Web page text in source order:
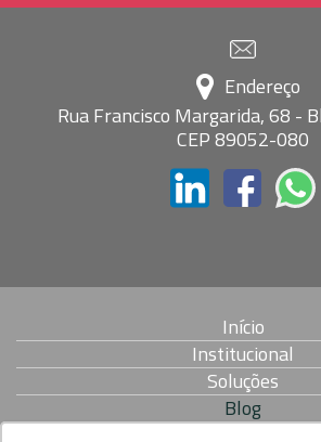
Endereço
Rua Francisco Margarida, 68 -
CEP 89052-080
Início
Institucional
Soluções
Blog